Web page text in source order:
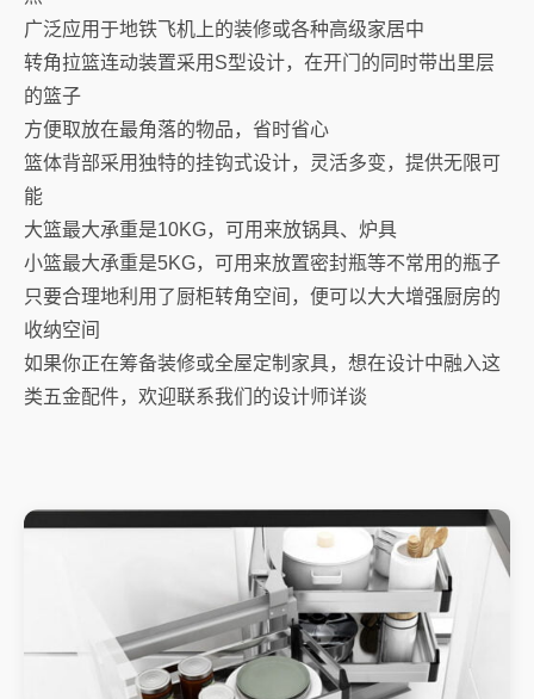
广泛应用于地铁飞机上的装修或各种高级家居中
转角拉篮连动装置采用S型设计，在开门的同时带出里层
的篮子
方便取放在最角落的物品，省时省心
篮体背部采用独特的挂钩式设计，灵活多变，提供无限可
能
大篮最大承重是10KG，可用来放锅具、炉具
小篮最大承重是5KG，可用来放置密封瓶等不常用的瓶子
只要合理地利用了厨柜转角空间，便可以大大增强厨房的
收纳空间
如果你正在筹备装修或全屋定制家具，想在设计中融入这
类五金配件，欢迎联系我们的设计师详谈